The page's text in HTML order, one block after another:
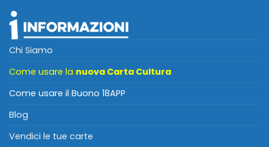
Chi Siamo
Come usare la nuova Carta Cultura
Come usare il Buono 18APP
Blog
Vendici le tue carte